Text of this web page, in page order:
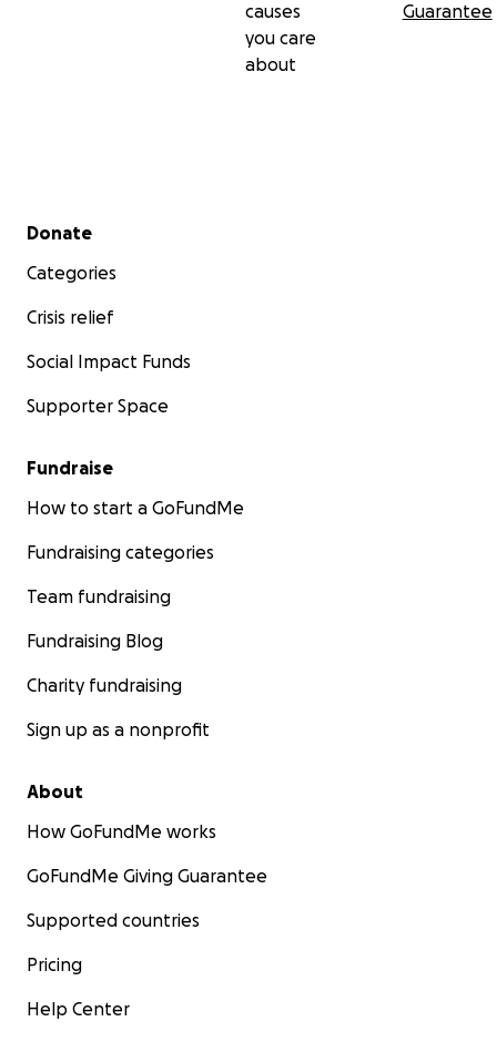
causes
you care
about
Guarantee
Secondary menu
Donate
Categories
Crisis relief
Social Impact Funds
Supporter Space
Fundraise
How to start a GoFundMe
Fundraising categories
Team fundraising
Fundraising Blog
Charity fundraising
Sign up as a nonprofit
About
How GoFundMe works
GoFundMe Giving Guarantee
Supported countries
Pricing
Help Center